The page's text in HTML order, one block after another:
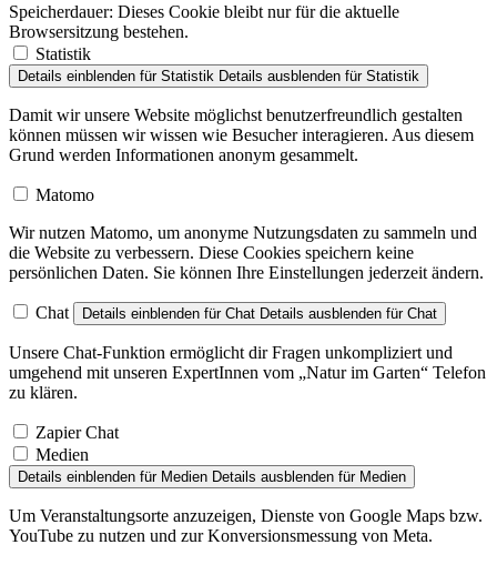
Browsersitzung bestehen.
Statistik
Details einblenden
Damit wir unsere Website möglichst benutzerfreundlich gestalten
können müssen wir wissen wie Besucher interagieren. Aus diesem
Grund werden Informationen anonym gesammelt.
die Website zu verbessern. Diese Cookies speichern keine
persönlichen Daten. Sie können Ihre Einstellungen jederzeit ändern.
Unsere Chat-Funktion ermöglicht dir Fragen unkompliziert und
umgehend mit unseren ExpertInnen vom „Natur im Garten“ Telefon
zu klären.
Medien
Details einblenden
Um Veranstaltungsorte anzuzeigen, Dienste von Google Maps bzw.
YouTube zu nutzen und zur Konversionsmessung von Meta.